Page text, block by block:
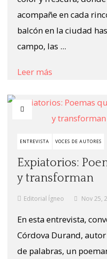
acompañe en cada
balcón en la ciudad
campo, las ...
Leer más
ENTREVISTA VOCES DE AUTORES
Expiatorios:
y transforman
Editorial Ígneo Nov 25,
En esta entrevista,
Córdova Durand,
de palabras, un